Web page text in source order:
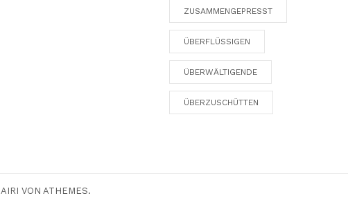
ZUSAMMENGEPRESST
ÜBERFLÜSSIGEN
ÜBERWÄLTIGENDE
ÜBERZUSCHÜTTEN
AIRI VON ATHEMES.